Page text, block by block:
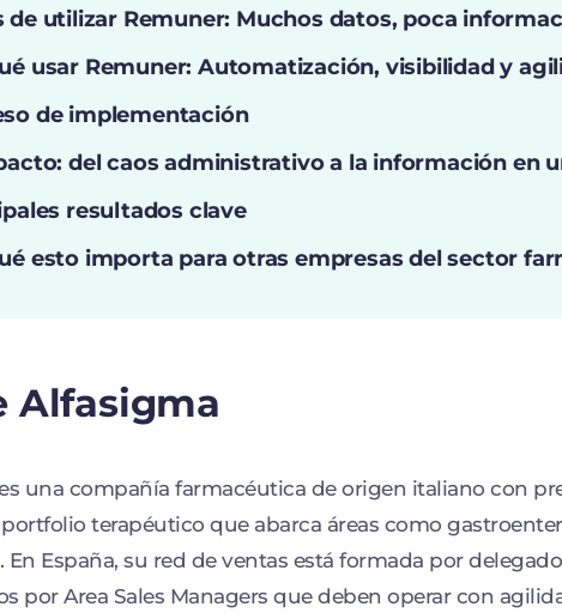
de utilizar Remuner: Muchos datos, poca
usar Remuner: Automatización, visibilidad y
de implementación
del caos administrativo a la información en
resultados clave
esto importa para otras empresas del sector
Alfasigma
una compañía farmacéutica de origen italiano con
terapéutico que abarca áreas como
En España, su red de ventas está formada por
por Area Sales Managers que deben operar con